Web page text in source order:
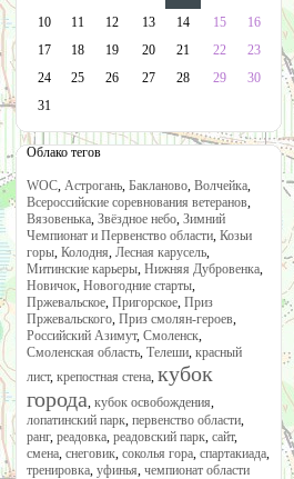
10
11 12 13 14 15
16
17
18 19 20 21 22
23
24
25 26 27 28 29
30
31
Облако тегов
WOC, Астрогань, Бакланово, Волчейка,
Всероссийские соревнования ветеранов,
Вязовенька, Звёздное небо, Зимний
Чемпионат и Первенство области, Козьи
горы, Колодня, Лесная карусель,
Митинские карьеры, Нижняя Дубровенка,
Новичок, Новогодние старты,
Пржевальское, Пригорское, Приз
Пржевальского, Приз смолян-героев,
Российский Азимут, Смоленск,
Смоленская область, Телеши, красный
лист, крепостная стена, кубок
города, кубок освобождения,
лопатинский парк, первенство области,
ранг, реадовка, реадовский парк, сайт,
смена, снеговик, соколья гора, спартакиада,
тренировка, уфинья, чемпионат области